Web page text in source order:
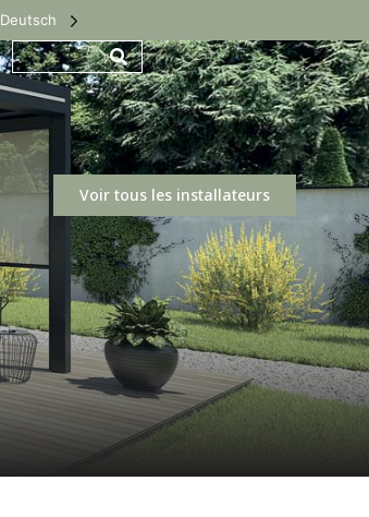
Deutsch
Voir tous les installateurs